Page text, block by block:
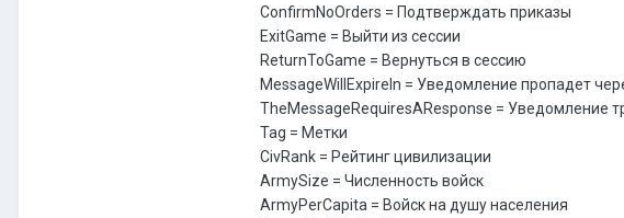
ConfirmNoOrders = Подтверждать приказы
ExitGame = Выйти из сессии
ReturnToGame = Вернуться в сессию
MessageWillExpireIn = Уведомление пропадет
TheMessageRequiresAResponse = Уведомление
Tag = Метки
CivRank = Рейтинг цивилизации
ArmySize = Численность войск
ArmyPerCapita = Войск на душу населения